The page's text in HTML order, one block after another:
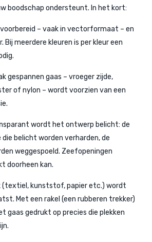
boodschap ondersteunt. In het kort:
– vaak in vectorformaat – en
Bij meerdere kleuren is per kleur een
gespannen gaas – vroeger zijde,
of nylon – wordt voorzien van een
wordt het ontwerp belicht: de
die belicht worden verharden, de
weggespoeld. Zeefopeningen
doorheen kan.
(textiel, kunststof, papier etc.) wordt
Met een rakel (een rubberen trekker)
gaas gedrukt op precies die plekken